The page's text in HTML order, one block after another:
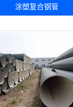
涂塑复合钢管